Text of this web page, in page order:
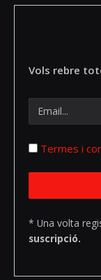
Vols rebre
Termes i
* Una volta
suscripció.